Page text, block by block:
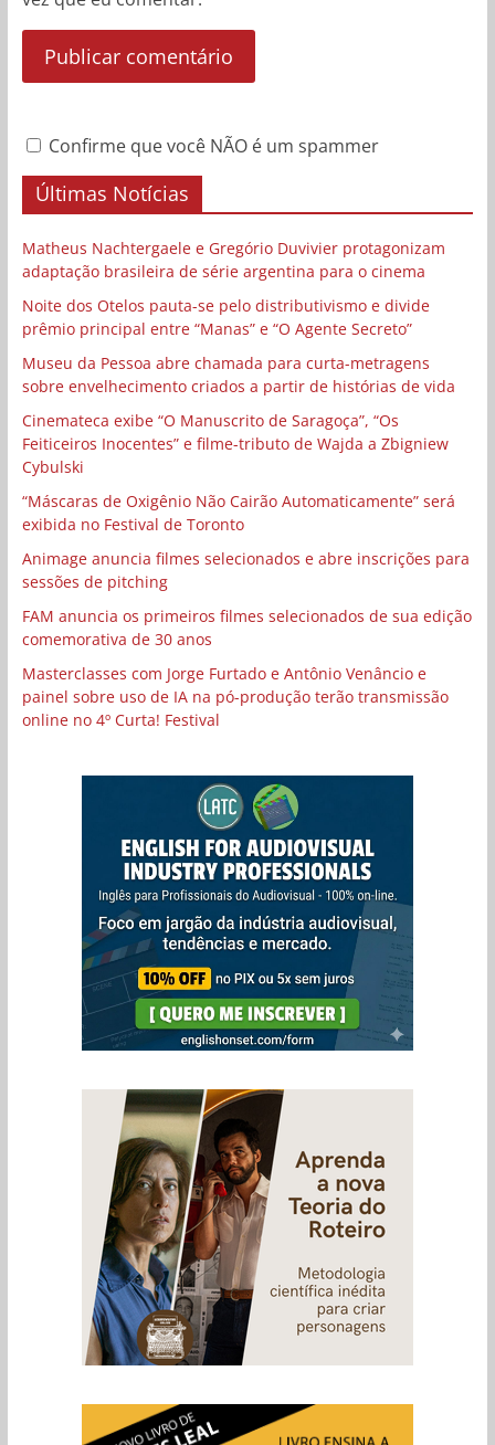
Confirme que você NÃO é um spammer
Últimas Notícias
Matheus Nachtergaele e Gregório Duvivier protagonizam
adaptação brasileira de série argentina para o cinema
Noite dos Otelos pauta-se pelo distributivismo e divide
prêmio principal entre “Manas” e “O Agente Secreto”
Museu da Pessoa abre chamada para curta-metragens
sobre envelhecimento criados a partir de histórias de vida
Cinemateca exibe “O Manuscrito de Saragoça”, “Os
Feiticeiros Inocentes” e filme-tributo de Wajda a Zbigniew
Cybulski
“Máscaras de Oxigênio Não Cairão Automaticamente” será
exibida no Festival de Toronto
Animage anuncia filmes selecionados e abre inscrições para
sessões de pitching
FAM anuncia os primeiros filmes selecionados de sua edição
comemorativa de 30 anos
Masterclasses com Jorge Furtado e Antônio Venâncio e
painel sobre uso de IA na pó-produção terão transmissão
online no 4º Curta! Festival